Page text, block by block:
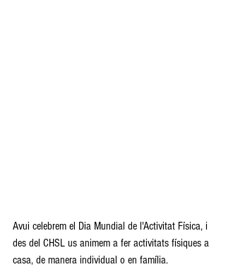
Avui celebrem el Dia Mundial de l'Activitat Física, i
des del CHSL us animem a fer activitats físiques a
casa, de manera individual o en família.